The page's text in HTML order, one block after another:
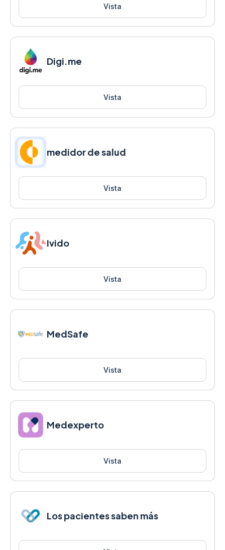
Vista
Digi.me
Vista
medidor de salud
Vista
Ivido
Vista
MedSafe
Vista
Medexperto
Vista
Los pacientes saben más